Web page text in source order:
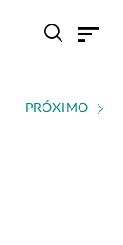
PRÓXIMO